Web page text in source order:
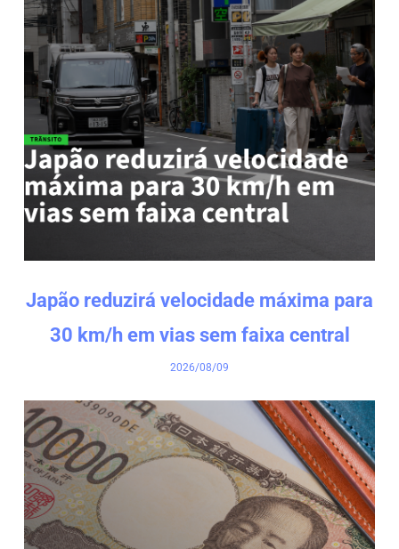
Japão reduzirá velocidade máxima para
30 km/h em vias sem faixa central
2026/08/09